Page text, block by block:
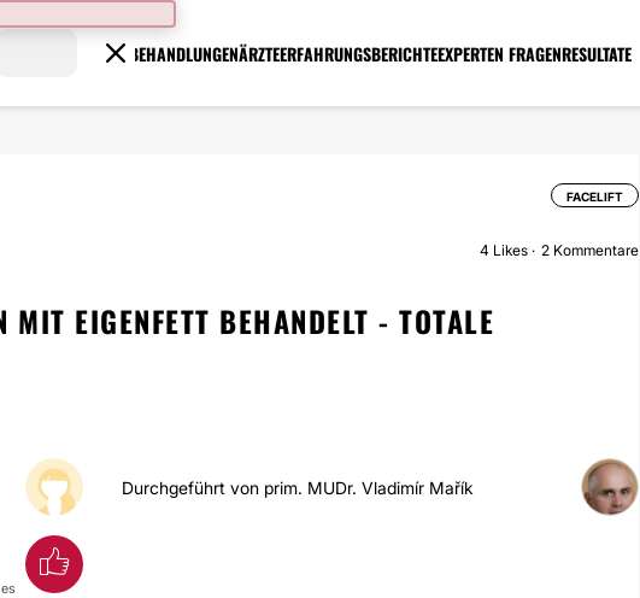
BEHANDLUNGENÄRZTEERFAHRUNGSBERICHTEEXPERTEN FRAGENRESULTATE
FACELIFT
4 Likes 2 Kommentare
MIT EIGENFETT BEHANDELT - TOTALE
Durchgeführt von prim. MUDr. Vladimír Mařík